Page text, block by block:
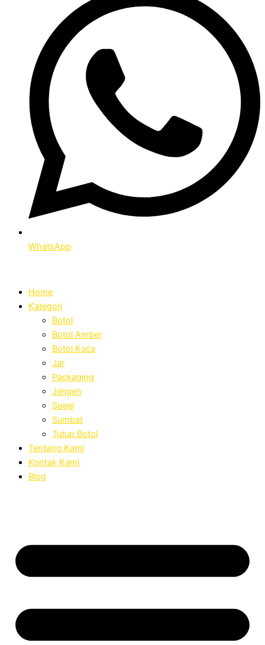
WhatsApp
Home
Kategori
Botol
Botol Amber
Botol Kaca
Jar
Packaging
Jerigen
Segel
Sumbat
Tutup Botol
Tentang Kami
Kontak Kami
Blog